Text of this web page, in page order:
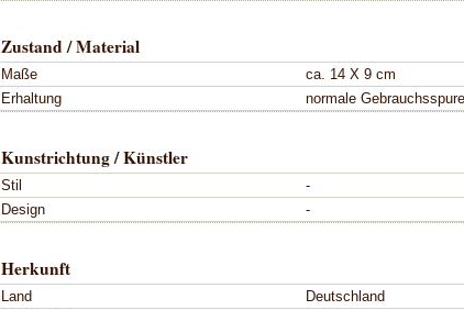
Zustand / Material
Maße
ca. 14 X 9 cm
Erhaltung
normale
Kunstrichtung / Künstler
Stil
-
Design
-
Herkunft
Land
Deutschland